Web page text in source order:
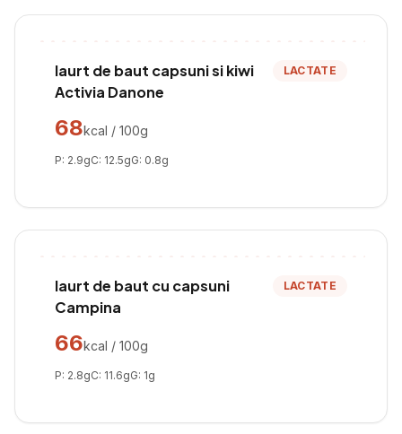
Iaurt de baut capsuni si kiwi
Activia Danone
LACTATE
68kcal / 100g
P: 2.9gC: 12.5gG: 0.8g
Iaurt de baut cu capsuni
Campina
LACTATE
66kcal / 100g
P: 2.8gC: 11.6gG: 1g